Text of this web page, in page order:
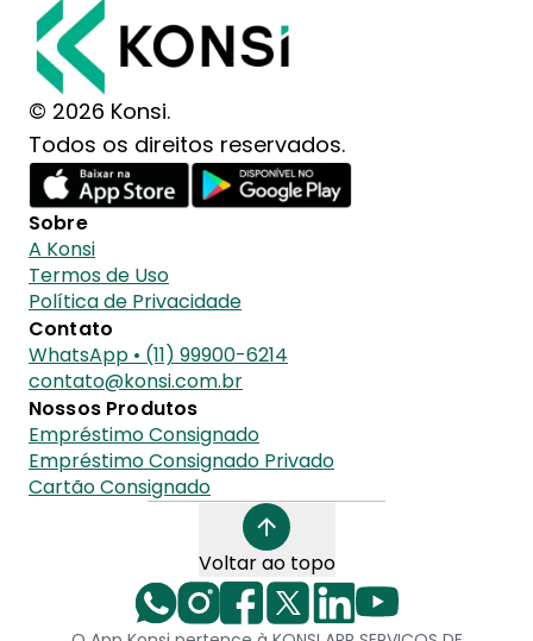
© 2026 Konsi.
Todos os direitos reservados.
Sobre
A Konsi
Termos de Uso
Política de Privacidade
Contato
WhatsApp • (11) 99900-6214
contato@konsi.com.br
Nossos Produtos
Empréstimo Consignado
Empréstimo Consignado Privado
Cartão Consignado
Voltar ao topo